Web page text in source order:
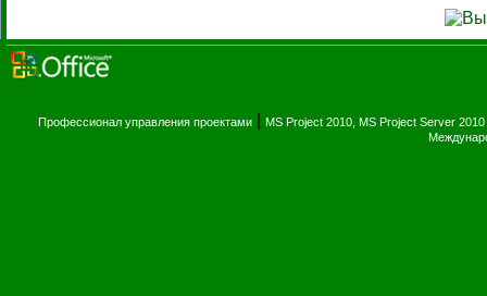
Профессионал управления проектами MS Project 2010, MS Project Server 2010